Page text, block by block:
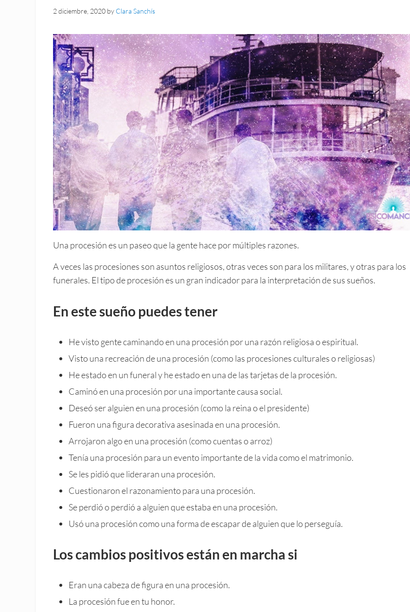
2 diciembre, 2020 by Clara Sanchís
Una procesión es un paseo que la gente hace por múltiples razones.
A veces las procesiones son asuntos religiosos, otras veces son para los militares, y otras para los
funerales. El tipo de procesión es un gran indicador para la interpretación de sus sueños.
En este sueño puedes tener
He visto gente caminando en una procesión por una razón religiosa o espiritual.
Visto una recreación de una procesión (como las procesiones culturales o religiosas)
He estado en un funeral y he estado en una de las tarjetas de la procesión.
Caminó en una procesión por una importante causa social.
Deseó ser alguien en una procesión (como la reina o el presidente)
Fueron una figura decorativa asesinada en una procesión.
Arrojaron algo en una procesión (como cuentas o arroz)
Tenía una procesión para un evento importante de la vida como el matrimonio.
Se les pidió que lideraran una procesión.
Cuestionaron el razonamiento para una procesión.
Se perdió o perdió a alguien que estaba en una procesión.
Usó una procesión como una forma de escapar de alguien que lo perseguía.
Los cambios positivos están en marcha si
Eran una cabeza de figura en una procesión.
La procesión fue en tu honor.